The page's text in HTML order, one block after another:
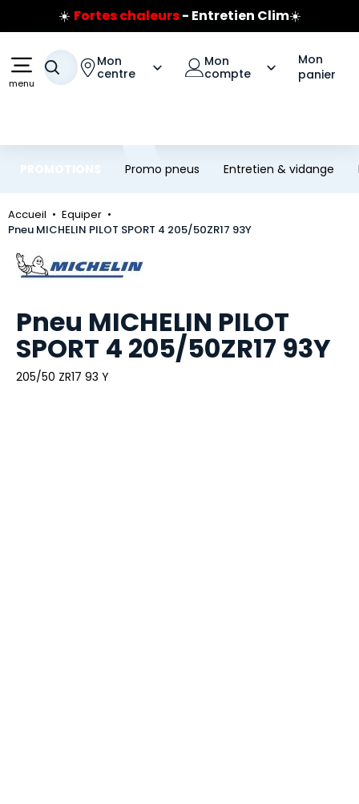
Aller au contenu principal
Aller à la navigation
☀️ Fortes chaleurs- Entretien Clim☀️
Prix coûtant pneus Bridgestone
🔥
Jusqu'à 120€ remboursés
sur les pneus Bridgestone
menu
Votre recherche
Mon
centre
Mon
compte
Mon
panier
Promo pneus Entretien & vidange
Accueil
Equiper
Pneu MICHELIN PILOT SPORT 4 205/50ZR17 93Y
Marque
Pneu MICHELIN PILOT
SPORT 4 205/50ZR17 93Y
205/50 ZR17 93 Y